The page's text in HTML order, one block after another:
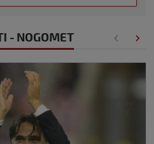
- NOGOMET